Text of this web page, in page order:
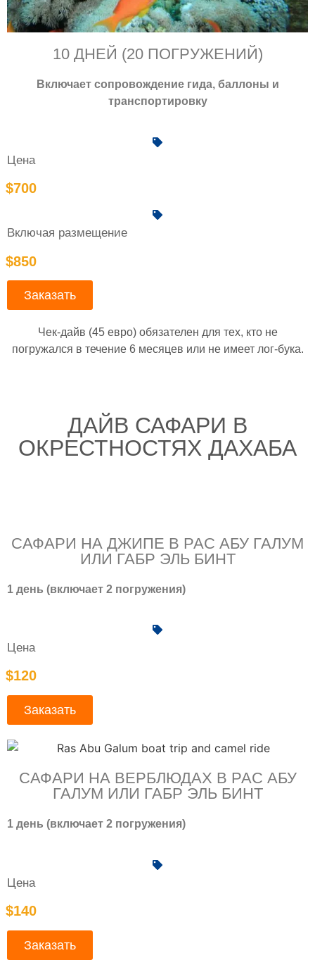
10 ДНЕЙ (20 ПОГРУЖЕНИЙ)
Включает сопровождение гида, баллоны и
транспортировку
Цена
$700
Включая размещение
$850
Заказать
Чек-дайв (45 евро) обязателен для тех, кто не
погружался в течение 6 месяцев или не имеет лог-бука.
ДАЙВ САФАРИ В
ОКРЕСТНОСТЯХ ДАХАБА
САФАРИ НА ДЖИПЕ В РАС АБУ ГАЛУМ
ИЛИ ГАБР ЭЛЬ БИНТ
1 день (включает 2 погружения)
Цена
$120
Заказать
САФАРИ НА ВЕРБЛЮДАХ В РАС АБУ
ГАЛУМ ИЛИ ГАБР ЭЛЬ БИНТ
1 день (включает 2 погружения)
Цена
$140
Заказать